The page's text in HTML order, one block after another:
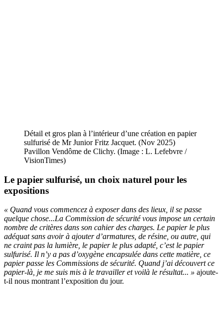
Détail et gros plan à l’intérieur d’une création en papier
sulfurisé de Mr Junior Fritz Jacquet. (Nov 2025)
Pavillon Vendôme de Clichy. (Image : L. Lefebvre /
VisionTimes)
Le papier sulfurisé, un choix naturel pour les
expositions
« Quand vous commencez à exposer dans des lieux, il se passe
quelque chose...La Commission de sécurité vous impose un certain
nombre de critères dans son cahier des charges. Le papier le plus
adéquat sans avoir à ajouter d’armatures, de résine, ou autre, qui
ne craint pas la lumière, le papier le plus adapté, c’est le papier
sulfurisé. Il n’y a pas d’oxygène encapsulée dans cette matière, ce
papier passe les Commissions de sécurité. Quand j’ai découvert ce
papier-là, je me suis mis à le travailler et voilà le résultat... » ajoute-
t-il nous montrant l’exposition du jour.